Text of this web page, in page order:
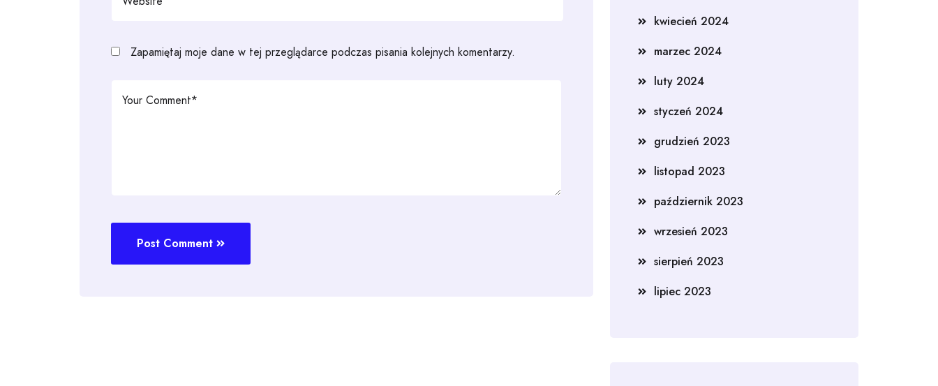
Zapamiętaj moje dane w tej przeglądarce podczas pisania kolejnych komentarzy.
Post Comment
kwiecień 2024
marzec 2024
luty 2024
styczeń 2024
grudzień 2023
listopad 2023
październik 2023
wrzesień 2023
sierpień 2023
lipiec 2023